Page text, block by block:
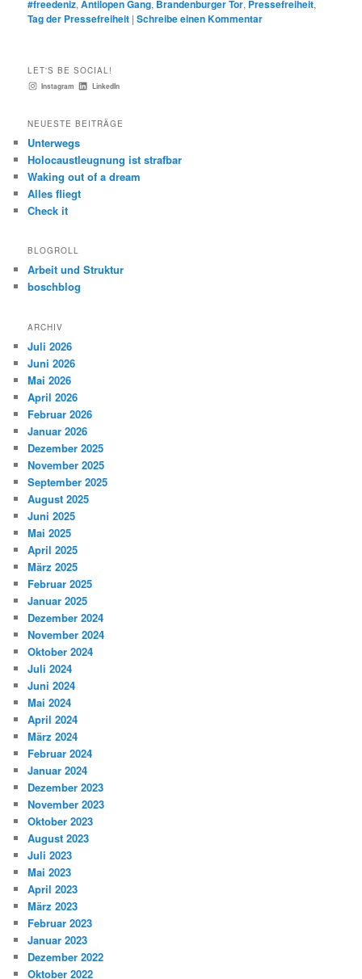
#freedeniz,Antilopen Gang, Brandenburger Tor, Pressefreiheit,
Tag der Pressefreiheit |Schreibe einen Kommentar
LET'S BE SOCIAL!
Instagram LinkedIn
NEUESTE BEITRÄGE
Unterwegs
Holocaustleugnung ist strafbar
Waking out of a dream
Alles fliegt
Check it
BLOGROLL
Arbeit und Struktur
boschblog
ARCHIV
Juli 2026
Juni 2026
Mai 2026
April 2026
Februar 2026
Januar 2026
Dezember 2025
November 2025
September 2025
August 2025
Juni 2025
Mai 2025
April 2025
März 2025
Februar 2025
Januar 2025
Dezember 2024
November 2024
Oktober 2024
Juli 2024
Juni 2024
Mai 2024
April 2024
März 2024
Februar 2024
Januar 2024
Dezember 2023
November 2023
Oktober 2023
August 2023
Juli 2023
Mai 2023
April 2023
März 2023
Februar 2023
Januar 2023
Dezember 2022
Oktober 2022